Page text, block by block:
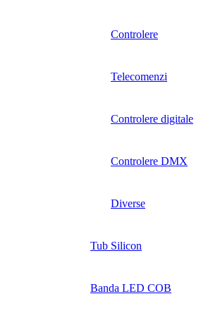
Controlere
Telecomenzi
Controlere digitale
Controlere DMX
Diverse
Tub Silicon
Banda LED COB